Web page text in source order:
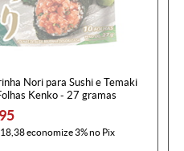
Nori para Sushi e Temaki
Kenko - 27 gramas
economize3%no Pix